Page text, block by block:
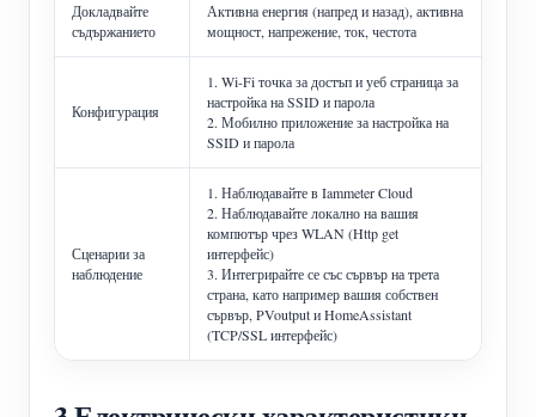
Докладвайте
съдържанието
Активна енергия (напред и назад), активна
мощност, напрежение, ток, честота
Конфигурация
1. Wi-Fi точка за достъп и уеб страница за
настройка на SSID и парола
2. Мобилно приложение за настройка на
SSID и парола
Сценарии за
наблюдение
1. Наблюдавайте в Iammeter Cloud
2. Наблюдавайте локално на вашия
компютър чрез WLAN (Http get
интерфейс)
3. Интегрирайте се със сървър на трета
страна, като например вашия собствен
сървър, PVoutput и HomeAssistant
(TCP/SSL интерфейс)